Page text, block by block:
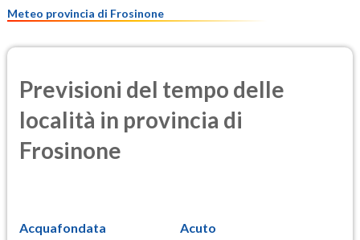
Meteo provincia di Frosinone
Previsioni del tempo delle
località in provincia di
Frosinone
Acquafondata Acuto